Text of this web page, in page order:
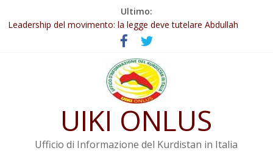
Ultimo:
Abdullah Öcalan: Le legge negativa deve essere trasformata in
legge positiva
Leadership del movimento: la legge deve tutelare Abdullah
Öcalan e l’intero movimento
Commissione donne del KNK: Şengal è di nuovo sotto minaccia
Non tenere conto della situazione di Rêber Apo ostacolerebbe
Il KNK chiede un’azione internazionale contro i crimini di guerra
UIKI ONLUS
Ufficio di Informazione del Kurdistan in Italia